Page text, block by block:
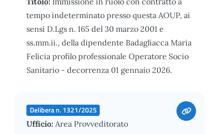
tempo indeterminato presso questa AOUP, ai
sensi D.Lgs n. 165 del 30 marzo 2001 e
ss.mm.ii., della dipendente Badagliacca Maria
Felicia profilo professionale Operatore Socio
Sanitario - decorrenza 01 gennaio 2026.
Delibera n. 1321/2025
Ufficio: Area Provveditorato